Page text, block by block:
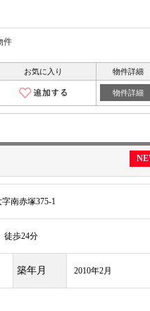
件
お気に入り 物件詳細
物件詳細
南赤塚375-1
歩24分
築年月 2010年2月